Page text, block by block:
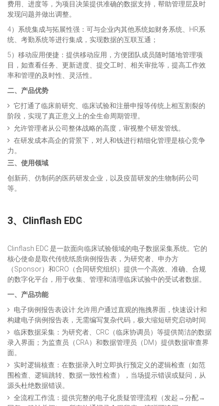
费用、进度等，为项目决策提供准确的数据支持，帮助管理层及时
发现问题并做出调整。
4）系统集成与拓展性强：可与企业内其他系统如财务系统、HR系
统、考勤系统等进行集成，实现数据的互联互通；
5）移动应用便捷：提供移动应用，方便团队成员随时随地管理项
目，如查看任务、更新进度、提交工时、相关审批等，提高工作效
率和管理的及时性、灵活性。
二、产品优势
它打通了临床前研究、临床试验和注册申报等传统上相互割裂的
阶段，实现了真正意义上的全生命周期管理。
允许管理者从公司整体战略的高度，审视整个研发管线。
在研发成本高企的背景下，对人和钱进行精细化管理是核心竞争
力。
三、使用领域
创新药、仿制药的医药研发企业，以及疫苗研发的生物制药公司
等。
3、 Clinflash EDC
Clinflash EDC 是一款面向临床试验领域的电子数据采集系统。它的
核心使命是取代传统纸质病例报告表，为研究者、申办方
（Sponsor）和CRO（合同研究组织）提供一个高效、准确、合规
的数字化平台，用于收集、管理和清理临床试验中的受试者数据。
一、产品功能
电子病例报告表设计:允许用户通过直观的拖拽界面，快速设计和
构建电子病例报告表，无需编写复杂代码，极大缩短研究启动时间.
临床数据采集：为研究者、CRC（临床协调员）等提供简洁的数据
录入界面；为监查员（CRA）和数据管理员（DM）提供数据审查界
面。
实时逻辑核查：在数据录入时立即执行预定义的逻辑检查（如范
围检查、逻辑跳转、数据一致性检查），当场提示错误或疑问，从
源头杜绝数据错误。
全流程工作流：提供完整的电子化质疑管理流程（发起→分配→